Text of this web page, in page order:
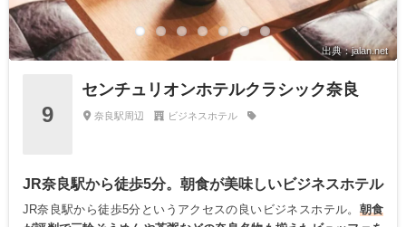
出典：jalan.net
9
センチュリオンホテルクラシック奈良
奈良駅周辺 ビジネスホテル
JR奈良駅から徒歩5分。朝食が美味しいビジネスホテル
JR奈良駅から徒歩5分というアクセスの良いビジネスホテル。 朝食